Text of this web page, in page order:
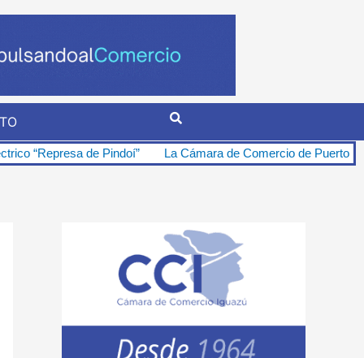
La Cámara de Comercio de Puerto Iguazú se opone